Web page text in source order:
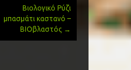
Βιολογικό Ρύζι
μπασμάτι καστανό –
ΒΙΟβλαστός →